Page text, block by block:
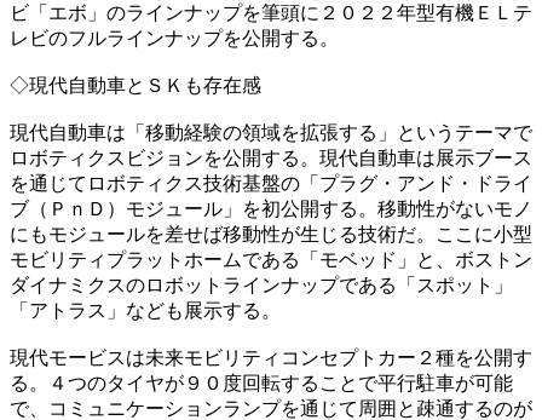
ビ「エボ」のラインナップを筆頭に２０２２年型有機ＥＬテ
レビのフルラインナップを公開する。
◇現代自動車とＳＫも存在感
現代自動車は「移動経験の領域を拡張する」というテーマで
ロボティクスビジョンを公開する。現代自動車は展示ブース
を通じてロボティクス技術基盤の「プラグ・アンド・ドライ
ブ（ＰｎＤ）モジュール」を初公開する。移動性がないモノ
にもモジュールを差せば移動性が生じる技術だ。ここに小型
モビリティプラットホームである「モベッド」と、ボストン
ダイナミクスのロボットラインナップである「スポット」
「アトラス」なども展示する。
現代モービスは未来モビリティコンセプトカー２種を公開す
る。４つのタイヤが９０度回転することで平行駐車が可能
で、コミュニケーションランプを通じて周囲と疎通するのが